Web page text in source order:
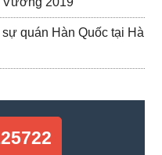
quán Hàn Quốc tại Hà